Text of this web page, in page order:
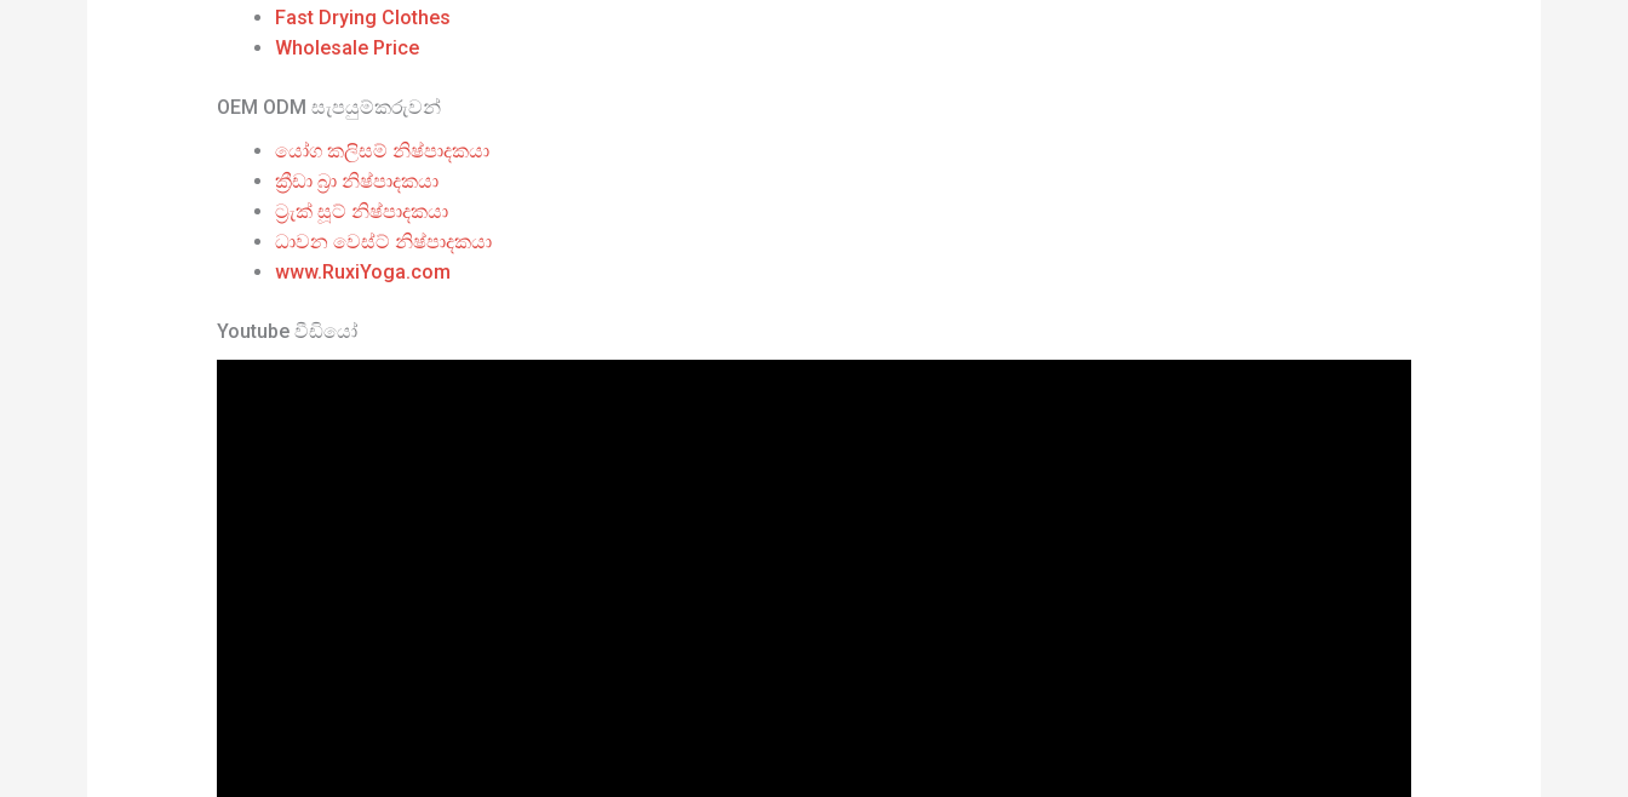
Fast Drying Clothes
Wholesale Price
OEM ODM සැපයුම්කරුවන්
යෝග කලිසම් නිෂ්පාදකයා
ක්‍රීඩා බ්‍රා නිෂ්පාදකයා
ට්‍රැක් සූට් නිෂ්පාදකයා
ධාවන වෙස්ට් නිෂ්පාදකයා
www.RuxiYoga.com
Youtube වීඩියෝ